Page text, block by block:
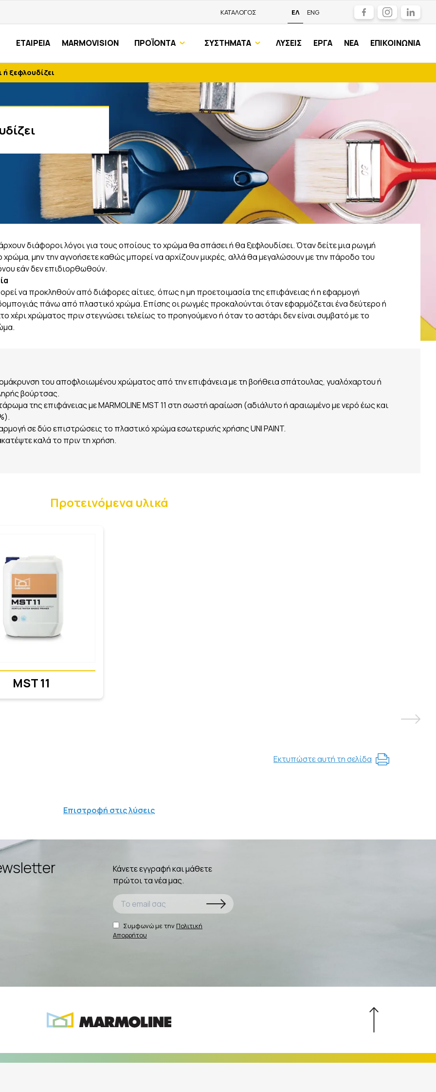
ΚΑΤΑΛΟΓΟΣ ΕΛ ENG FacebookInstagramLinkedIn
ΕΤΑΙΡΕΙΑ MARMOVISION ΠΡΟΪΟΝΤΑ ΣΥΣΤΗΜΑΤΑ ΛΥΣΕΙΣ ΕΡΓΑ ΝΕΑ ΕΠΙΚΟΙΝΩΝΙΑ
ξεφλουδίζει
διάφοροι λόγοι για τους οποίους το χρώμα θα σπάσει ή θα ξεφλουδίσει. Όταν δείτε μια ρωγμή
χρώμα, μην την αγνοήσετε καθώς μπορεί να αρχίζουν μικρές, αλλά θα μεγαλώσουν με την πάροδο του
εάν δεν επιδιορθωθούν.
να προκληθούν από διάφορες αίτιες, όπως η μη προετοιμασία της επιφάνειας ή η εφαρμογή
πάνω από πλαστικό χρώμα. Επίσης οι ρωγμές προκαλούνται όταν εφαρμόζεται ένα δεύτερο ή
χέρι χρώματος πριν στεγνώσει τελείως το προηγούμενο ή όταν το αστάρι δεν είναι συμβατό με το
του αποφλοιωμένου χρώματος από την επιφάνεια με τη βοήθεια σπάτουλας, γυαλόχαρτου ή
βούρτσας.
της επιφάνειας με MARMOLINE MST 11 στη σωστή αραίωση (αδιάλυτο ή αραιωμένο με νερό έως και
σε δύο επιστρώσεις το πλαστικό χρώμα εσωτερικής χρήσης UNI PAINT.
καλά το πριν τη χρήση.
Προτεινόμενα υλικά
MST 11
Εκτυπώστε αυτή τη σελίδα
Επιστροφή στις λύσεις
Κάνετε εγγραφή και μάθετε
πρώτοι τα νέα μας.
Συμφωνώ με την Πολιτική
Απορρήτου